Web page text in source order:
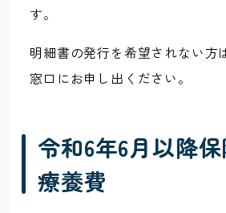
す。
明細書の発行を希望されない方
窓口にお申し出ください。
令和6年6月以降
療養費